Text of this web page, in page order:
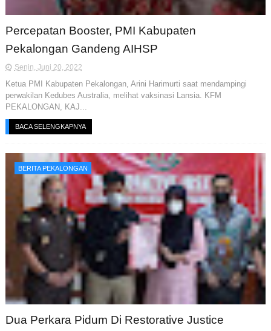
Percepatan Booster, PMI Kabupaten
Pekalongan Gandeng AIHSP
Senin, Juni 20, 2022
Ketua PMI Kabupaten Pekalongan, Arini Harimurti saat mendampingi
perwakilan Kedubes Australia, melihat vaksinasi Lansia. KFM
PEKALONGAN, KAJ...
BACA SELENGKAPNYA
BERITA PEKALONGAN
Dua Perkara Pidum Di Restorative Justice